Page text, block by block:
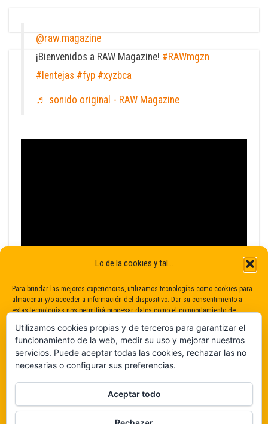
Lo de la cookies y tal...
Para brindar las mejores experiencias, utilizamos tecnologías como cookies para
almacenar y/o acceder a información del dispositivo. Dar su consentimiento a
estas tecnologías nos permitirá procesar datos como el comportamiento de
consentimiento puede afectar negativamente a determinadas características y
funciones.
De ninguna manera
@raw.magazine
¡Bienvenidos a RAW Magazine! #RAWmgzn
#lentejas #fyp #xyzbca
♬ sonido original - RAW Magazine
Utilizamos cookies propias y de terceros para garantizar el
funcionamiento de la web, medir su uso y mejorar nuestros
servicios. Puede aceptar todas las cookies, rechazar las no
necesarias o configurar sus preferencias.
Aceptar todo